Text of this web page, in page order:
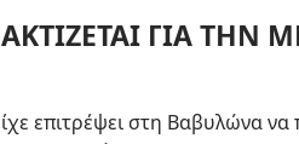
ΓΙΑ ΤΗΝ
επιτρέψει στη Βαβυλώνα